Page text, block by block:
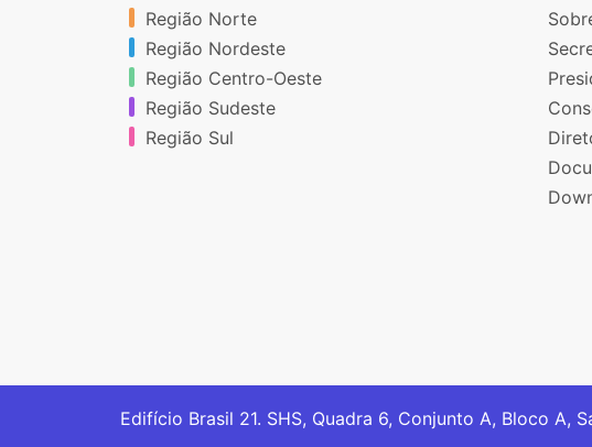
Região Norte
Região Nordeste
Região Centro-Oeste
Região Sudeste
Região Sul
Edifício Brasil 21. SHS, Quadra 6, Conjunto A, Bloco A,